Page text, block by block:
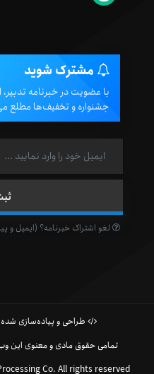
مشترک شوید
با عضویت در خبرنامه تدبیر،
جشنواره و تخفیف‌ها مطلع
لغو اشتراک خبرنامه؟ (ایمیل و
طراحی و پیاده‌سازی شده
تمامی حقوق مادی و معنوی این
Co. All rights reserved